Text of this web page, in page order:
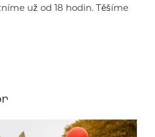
už od 18 hodin. Těšíme